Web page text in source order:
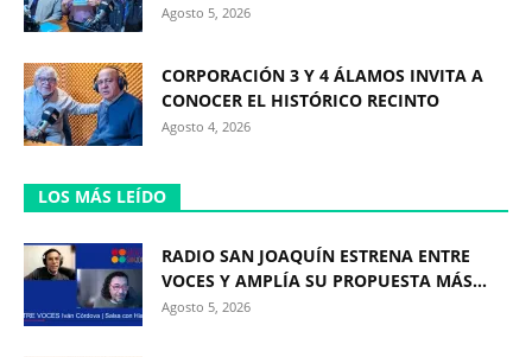
Agosto 5, 2026
CORPORACIÓN 3 Y 4 ÁLAMOS INVITA A
CONOCER EL HISTÓRICO RECINTO
Agosto 4, 2026
LOS MÁS LEÍDO
RADIO SAN JOAQUÍN ESTRENA ENTRE
VOCES Y AMPLÍA SU PROPUESTA MÁS...
Agosto 5, 2026